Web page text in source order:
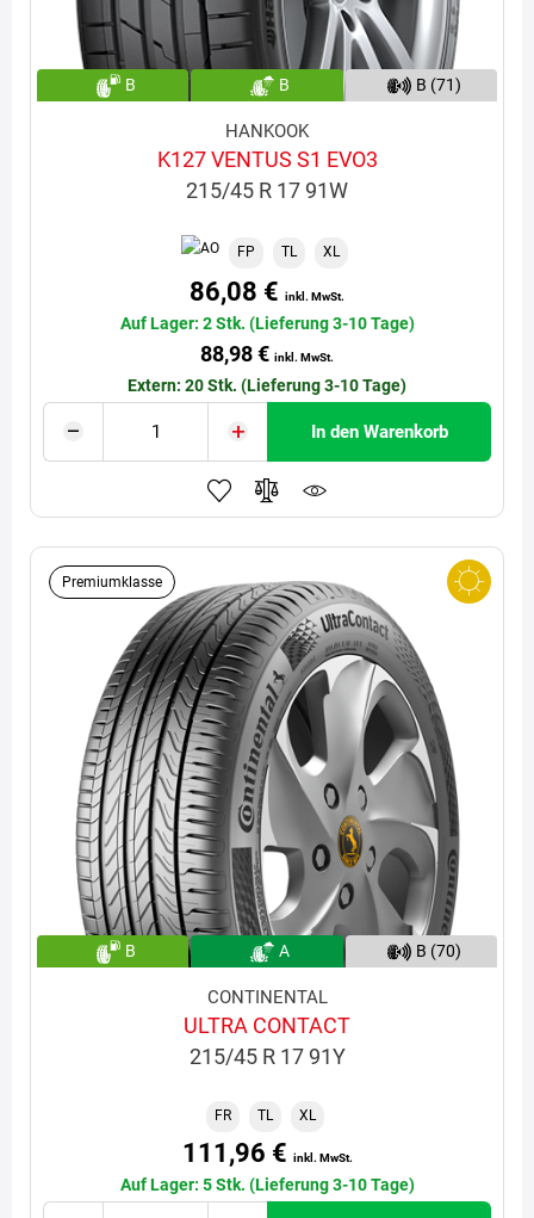
B B B (71)
HANKOOK
K127 VENTUS S1 EVO3
215/45 R 17 91W
FP TL XL
86,08 € inkl. MwSt.
Auf Lager: 2 Stk. (Lieferung 3-10 Tage)
88,98 € inkl. MwSt.
Extern: 20 Stk. (Lieferung 3-10 Tage)
In den Warenkorb
Premiumklasse
B A B (70)
CONTINENTAL
ULTRA CONTACT
215/45 R 17 91Y
FR TL XL
111,96 € inkl. MwSt.
Auf Lager: 5 Stk. (Lieferung 3-10 Tage)